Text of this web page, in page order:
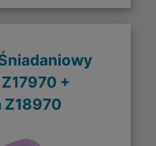
+
Z18970